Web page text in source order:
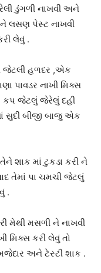
ડુંગળી નાખવી અને
લસણ પેસ્ટ નાખવી
લેવું .
જેટલી હળદર ,એક
પાવડર નાખી મિક્સ
કપ જેટલું જેરેલું દહીં
સુદી બીજી બાજુ એક
શાક માં ટુકડા કરી ને
તેમાં પા ચમચી જેટલું
.
મેથી મસળી ને નાખવી
મિક્સ કરી લેવું તો
અને ટેસ્ટી શાક .